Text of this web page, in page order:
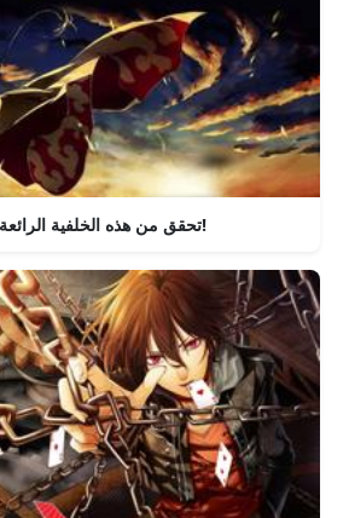
تحقق من هذه الخلفية الرائعة للأنمي!